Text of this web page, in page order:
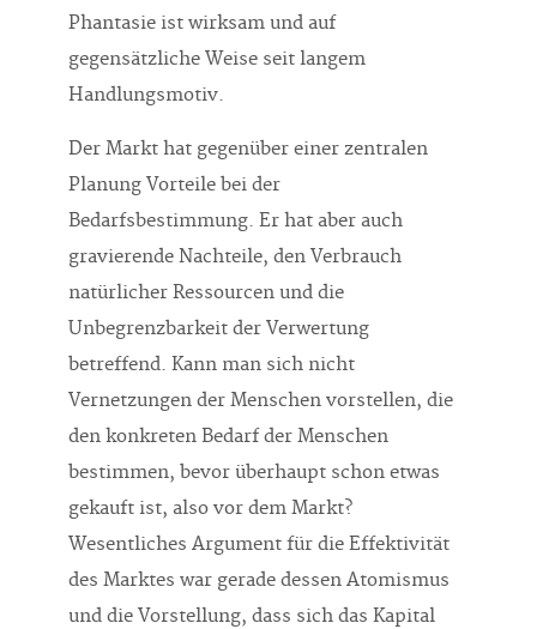
Phantasie ist wirksam und auf
gegensätzliche Weise seit langem
Handlungsmotiv.
Der Markt hat gegenüber einer zentralen
Planung Vorteile bei der
Bedarfsbestimmung. Er hat aber auch
gravierende Nachteile, den Verbrauch
natürlicher Ressourcen und die
Unbegrenzbarkeit der Verwertung
betreffend. Kann man sich nicht
Vernetzungen der Menschen vorstellen, die
den konkreten Bedarf der Menschen
bestimmen, bevor überhaupt schon etwas
gekauft ist, also vor dem Markt?
Wesentliches Argument für die Effektivität
des Marktes war gerade dessen Atomismus
und die Vorstellung, dass sich das Kapital